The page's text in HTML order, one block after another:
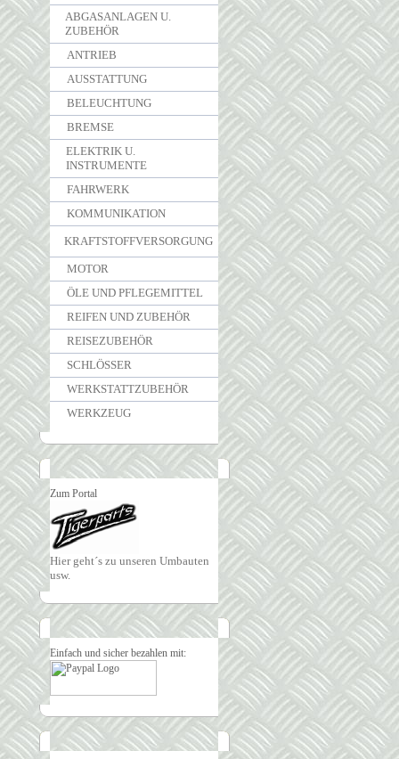
ABGASANLAGEN U.
ZUBEHÖR
ANTRIEB
AUSSTATTUNG
BELEUCHTUNG
BREMSE
ELEKTRIK U.
INSTRUMENTE
FAHRWERK
KOMMUNIKATION
KRAFTSTOFFVERSORGUNG
MOTOR
ÖLE UND PFLEGEMITTEL
REIFEN UND ZUBEHÖR
REISEZUBEHÖR
SCHLÖSSER
WERKSTATTZUBEHÖR
WERKZEUG
Zum Portal
Hier geht´s zu unseren Umbauten
usw.
Einfach und sicher bezahlen mit: